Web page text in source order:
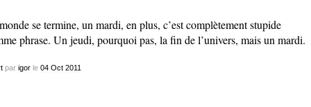
se termine, un mardi, en plus, c’est complètement stupide
phrase. Un jeudi, pourquoi pas, la fin de l’univers, mais un mardi.
par igorle 04 Oct 2011